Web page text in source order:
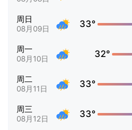
周日
08月09日 33°
周一
08月10日 32°
周二
08月11日 33°
周三
08月12日 33°